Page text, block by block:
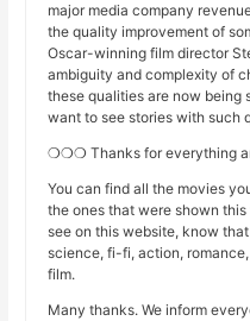
major media company
the quality improvement of
Oscar-winning film director
ambiguity and complexity of
these qualities are now being
want to see stories with such
❍❍❍ Thanks for everything
You can find all the movies
the ones that were shown
see on this website, know
science, fi-fi, action,
film.
Many thanks. We inform